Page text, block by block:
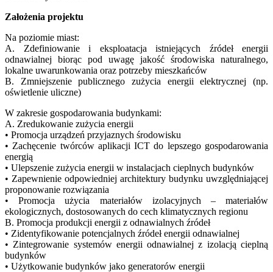
Założenia projektu
Na poziomie miast:
A. Zdefiniowanie i eksploatacja istniejących źródeł energii
odnawialnej biorąc pod uwagę jakość środowiska naturalnego,
lokalne uwarunkowania oraz potrzeby mieszkańców
B. Zmniejszenie publicznego zużycia energii elektrycznej (np.
oświetlenie uliczne)
W zakresie gospodarowania budynkami:
A. Zredukowanie zużycia energii
• Promocja urządzeń przyjaznych środowisku
• Zachęcenie twórców aplikacji ICT do lepszego gospodarowania
energią
• Ulepszenie zużycia energii w instalacjach cieplnych budynków
• Zapewnienie odpowiedniej architektury budynku uwzględniającej
proponowanie rozwiązania
• Promocja użycia materiałów izolacyjnych – materiałów
ekologicznych, dostosowanych do cech klimatycznych regionu
B. Promocja produkcji energii z odnawialnych źródeł
• Zidentyfikowanie potencjalnych źródeł energii odnawialnej
• Zintegrowanie systemów energii odnawialnej z izolacją cieplną
budynków
• Użytkowanie budynków jako generatorów energii